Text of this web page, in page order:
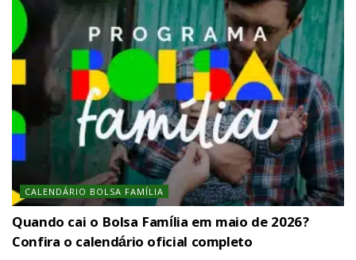
CALENDÁRIO BOLSA FAMÍLIA
Quando cai o Bolsa Família em maio de 2026?
Confira o calendário oficial completo